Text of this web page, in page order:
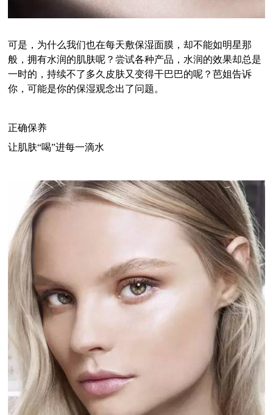
可是，为什么我们也在每天敷保湿面膜，却不能如明星那
般，拥有水润的肌肤呢？尝试各种产品，水润的效果却总是
一时的，持续不了多久皮肤又变得干巴巴的呢？芭姐告诉
你，可能是你的保湿观念出了问题。
正确保养
让肌肤“喝”进每一滴水